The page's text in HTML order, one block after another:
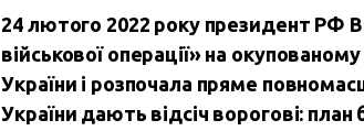
24 лютого 2022 року президент РФ
військової операції» на
України і розпочала пряме
України дають відсіч ворогові: план